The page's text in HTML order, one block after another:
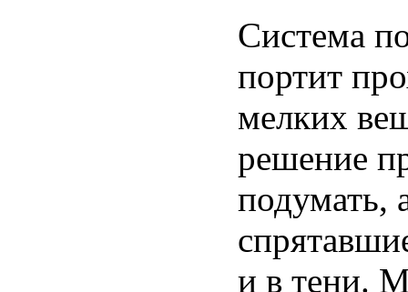
Система
портит
мелких
решение
подумать,
и в тени.